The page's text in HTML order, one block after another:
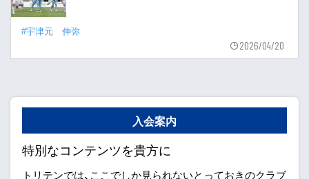
#宇津元 伸弥
2026/04/20
入会案内
特別なコンテンツを貴方に
トリテンでは、ここでしか見られないとっておきのクラブ